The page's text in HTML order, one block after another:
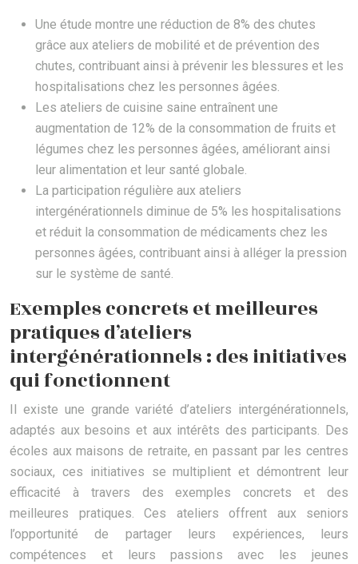
Une étude montre une réduction de 8% des chutes
grâce aux ateliers de mobilité et de prévention des
chutes, contribuant ainsi à prévenir les blessures et les
hospitalisations chez les personnes âgées.
Les ateliers de cuisine saine entraînent une
augmentation de 12% de la consommation de fruits et
légumes chez les personnes âgées, améliorant ainsi
leur alimentation et leur santé globale.
La participation régulière aux ateliers
intergénérationnels diminue de 5% les hospitalisations
et réduit la consommation de médicaments chez les
personnes âgées, contribuant ainsi à alléger la pression
sur le système de santé.
Exemples concrets et meilleures
pratiques d’ateliers
intergénérationnels : des initiatives
qui fonctionnent
Il existe une grande variété d’ateliers intergénérationnels,
adaptés aux besoins et aux intérêts des participants. Des
écoles aux maisons de retraite, en passant par les centres
sociaux, ces initiatives se multiplient et démontrent leur
efficacité à travers des exemples concrets et des
meilleures pratiques. Ces ateliers offrent aux seniors
l’opportunité de partager leurs expériences, leurs
compétences et leurs passions avec les jeunes